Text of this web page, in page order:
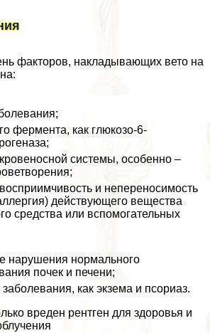
факторов, накладывающих вето на
фермента, как глюкозо-6-
системы, особенно –
и непереносимость
действующего вещества
средства или вспомогательных
нарушения нормального
почек и печени;
как экзема и псориаз.
вреден рентген для здоровья и